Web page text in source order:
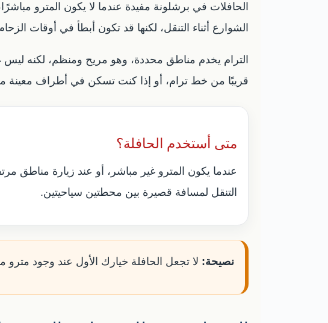
الحافلات في برشلونة مفيدة عندما لا يكون المترو
الشوارع أثناء التنقل، لكنها قد تكون أبطأ في أوقات
الترام يخدم مناطق محددة، وهو مريح ومنظم، لكنه ليس
قريبًا من خط ترام، أو إذا كنت تسكن في أطراف معينة
متى أستخدم الحافلة؟
عندما يكون المترو غير مباشر، أو عند زيارة مناطق
التنقل لمسافة قصيرة بين محطتين سياحيتين.
نصيحة: لا تجعل الحافلة خيارك الأول عند وجود